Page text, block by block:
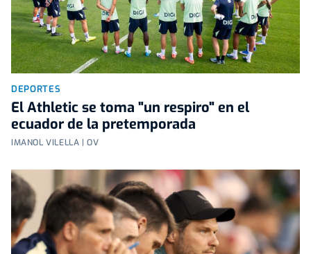
DEPORTES
El Athletic se toma "un respiro" en el
ecuador de la pretemporada
IMANOL VILELLA | OV